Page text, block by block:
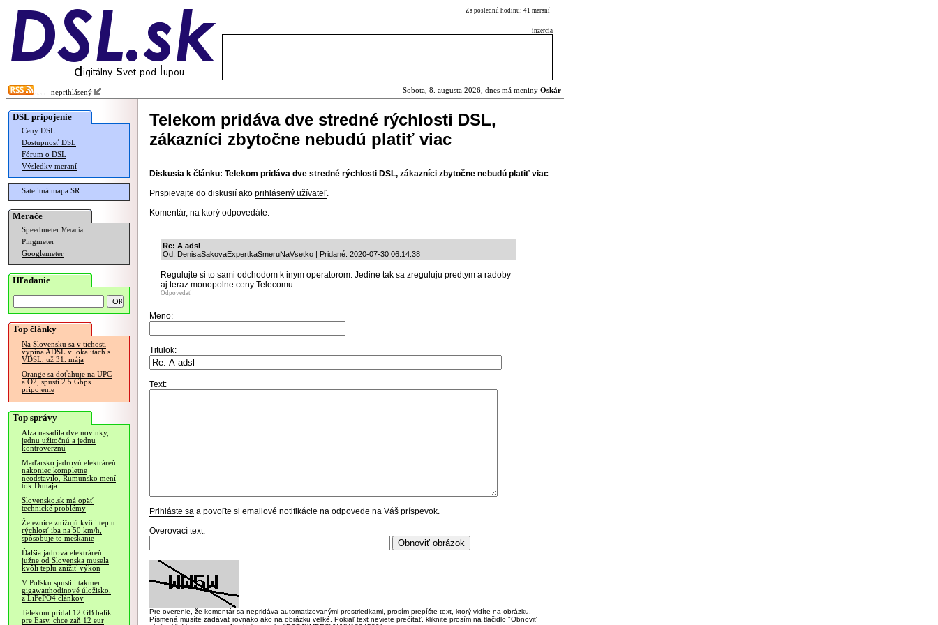
Za poslednú hodinu: 41 meraní
inzercia
neprihlásený Sobota, 8. augusta 2026, dnes má meniny Oskár
DSL pripojenie
Ceny DSL
Dostupnosť DSL
Fórum o DSL
Výsledky meraní
Satelitná mapa SR
Merače
Speedmeter Merania
Pingmeter
Googlemeter
Hľadanie
Top články
Na Slovensku sa v tichosti
vypína ADSL v lokalitách s
VDSL, už 31. mája
Orange sa doťahuje na UPC
a O2, spustí 2.5 Gbps
pripojenie
Top správy
Alza nasadila dve novinky,
jednu užitočnú a jednu
kontroverznú
Maďarsko jadrovú elektráreň
nakoniec kompletne
neodstavilo, Rumunsko mení
tok Dunaja
Slovensko.sk má opäť
technické problémy
Železnice znižujú kvôli teplu
rýchlosť iba na 50 km/h,
spôsobuje to meškanie
Ďalšia jadrová elektráreň
južne od Slovenska musela
kvôli teplu znížiť výkon
V Poľsku spustili takmer
gigawatthodinové úložisko,
z LiFePO4 článkov
Telekom pridal 12 GB balík
pre Easy, chce zaň 12 eur
Telekom pridáva dve stredné rýchlosti DSL,
zákazníci zbytočne nebudú platiť viac
Diskusia k článku: Telekom pridáva dve stredné rýchlosti DSL, zákazníci zbytočne nebudú platiť viac
Prispievajte do diskusií ako prihlásený užívateľ.
Komentár, na ktorý odpovedáte:
Re: A adsl
Od: DenisaSakovaExpertkaSmeruNaVsetko | Pridané: 2020-07-30 06:14:38
Regulujte si to sami odchodom k inym operatorom. Jedine tak sa zreguluju predtym a radoby
aj teraz monopolne ceny Telecomu.
Odpovedať
Meno:
Titulok:
Text:
Prihláste sa a povoľte si emailové notifikácie na odpovede na Váš príspevok.
Overovací text:
Pre overenie, že komentár sa nepridáva automatizovanými prostriedkami, prosím prepíšte text, ktorý vidíte na obrázku.
Písmená musíte zadávať rovnako ako na obrázku veľké. Pokiaľ text neviete prečítať, kliknite prosím na tlačidlo "Obnoviť